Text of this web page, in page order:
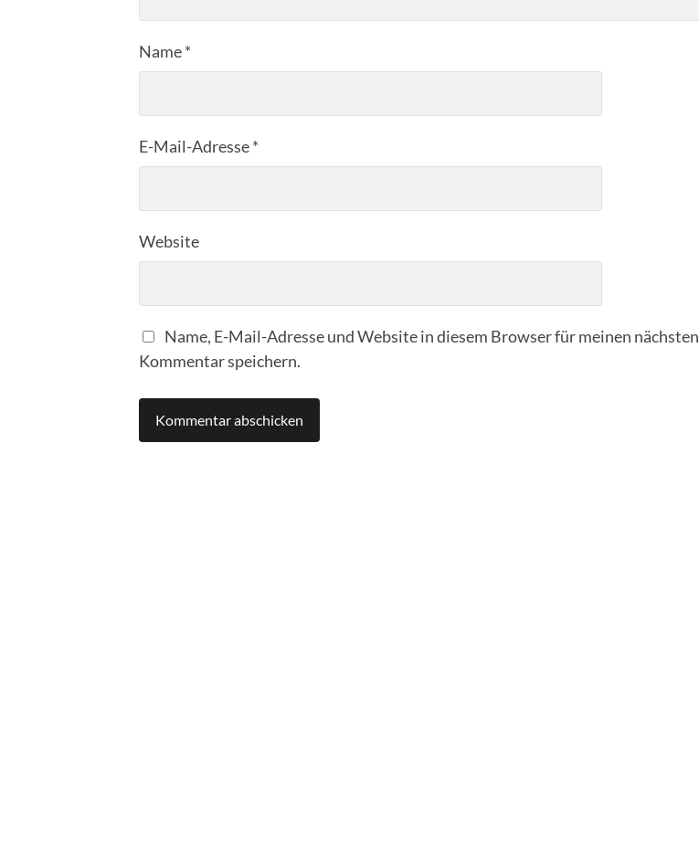
Name*
E-Mail-Adresse*
Website
Name, E-Mail-Adresse und Website in diesem Browser für meinen nächsten
Kommentar speichern.